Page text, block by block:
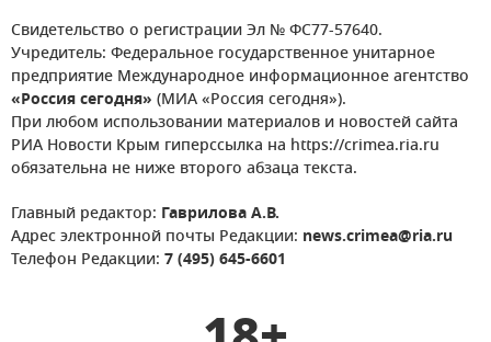
Свидетельство о регистрации Эл № ФС77-57640.
Учредитель: Федеральное государственное унитарное
предприятие Международное информационное агентство
«Россия сегодня» (МИА «Россия сегодня»).
При любом использовании материалов и новостей сайта
РИА Новости Крым гиперссылка на https://crimea.ria.ru
обязательна не ниже второго абзаца текста.
Главный редактор: Гаврилова А.В.
Адрес электронной почты Редакции: news.crimea@ria.ru
Телефон Редакции: 7 (495) 645-6601